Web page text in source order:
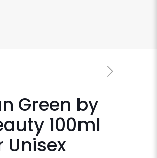
Green by
100ml
Unisex